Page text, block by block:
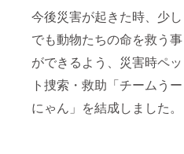
今後災害が起きた時、少し
でも動物たちの命を救う事
ができるよう、災害時ペッ
ト捜索・救助「チームうー
にゃん」を結成しました。